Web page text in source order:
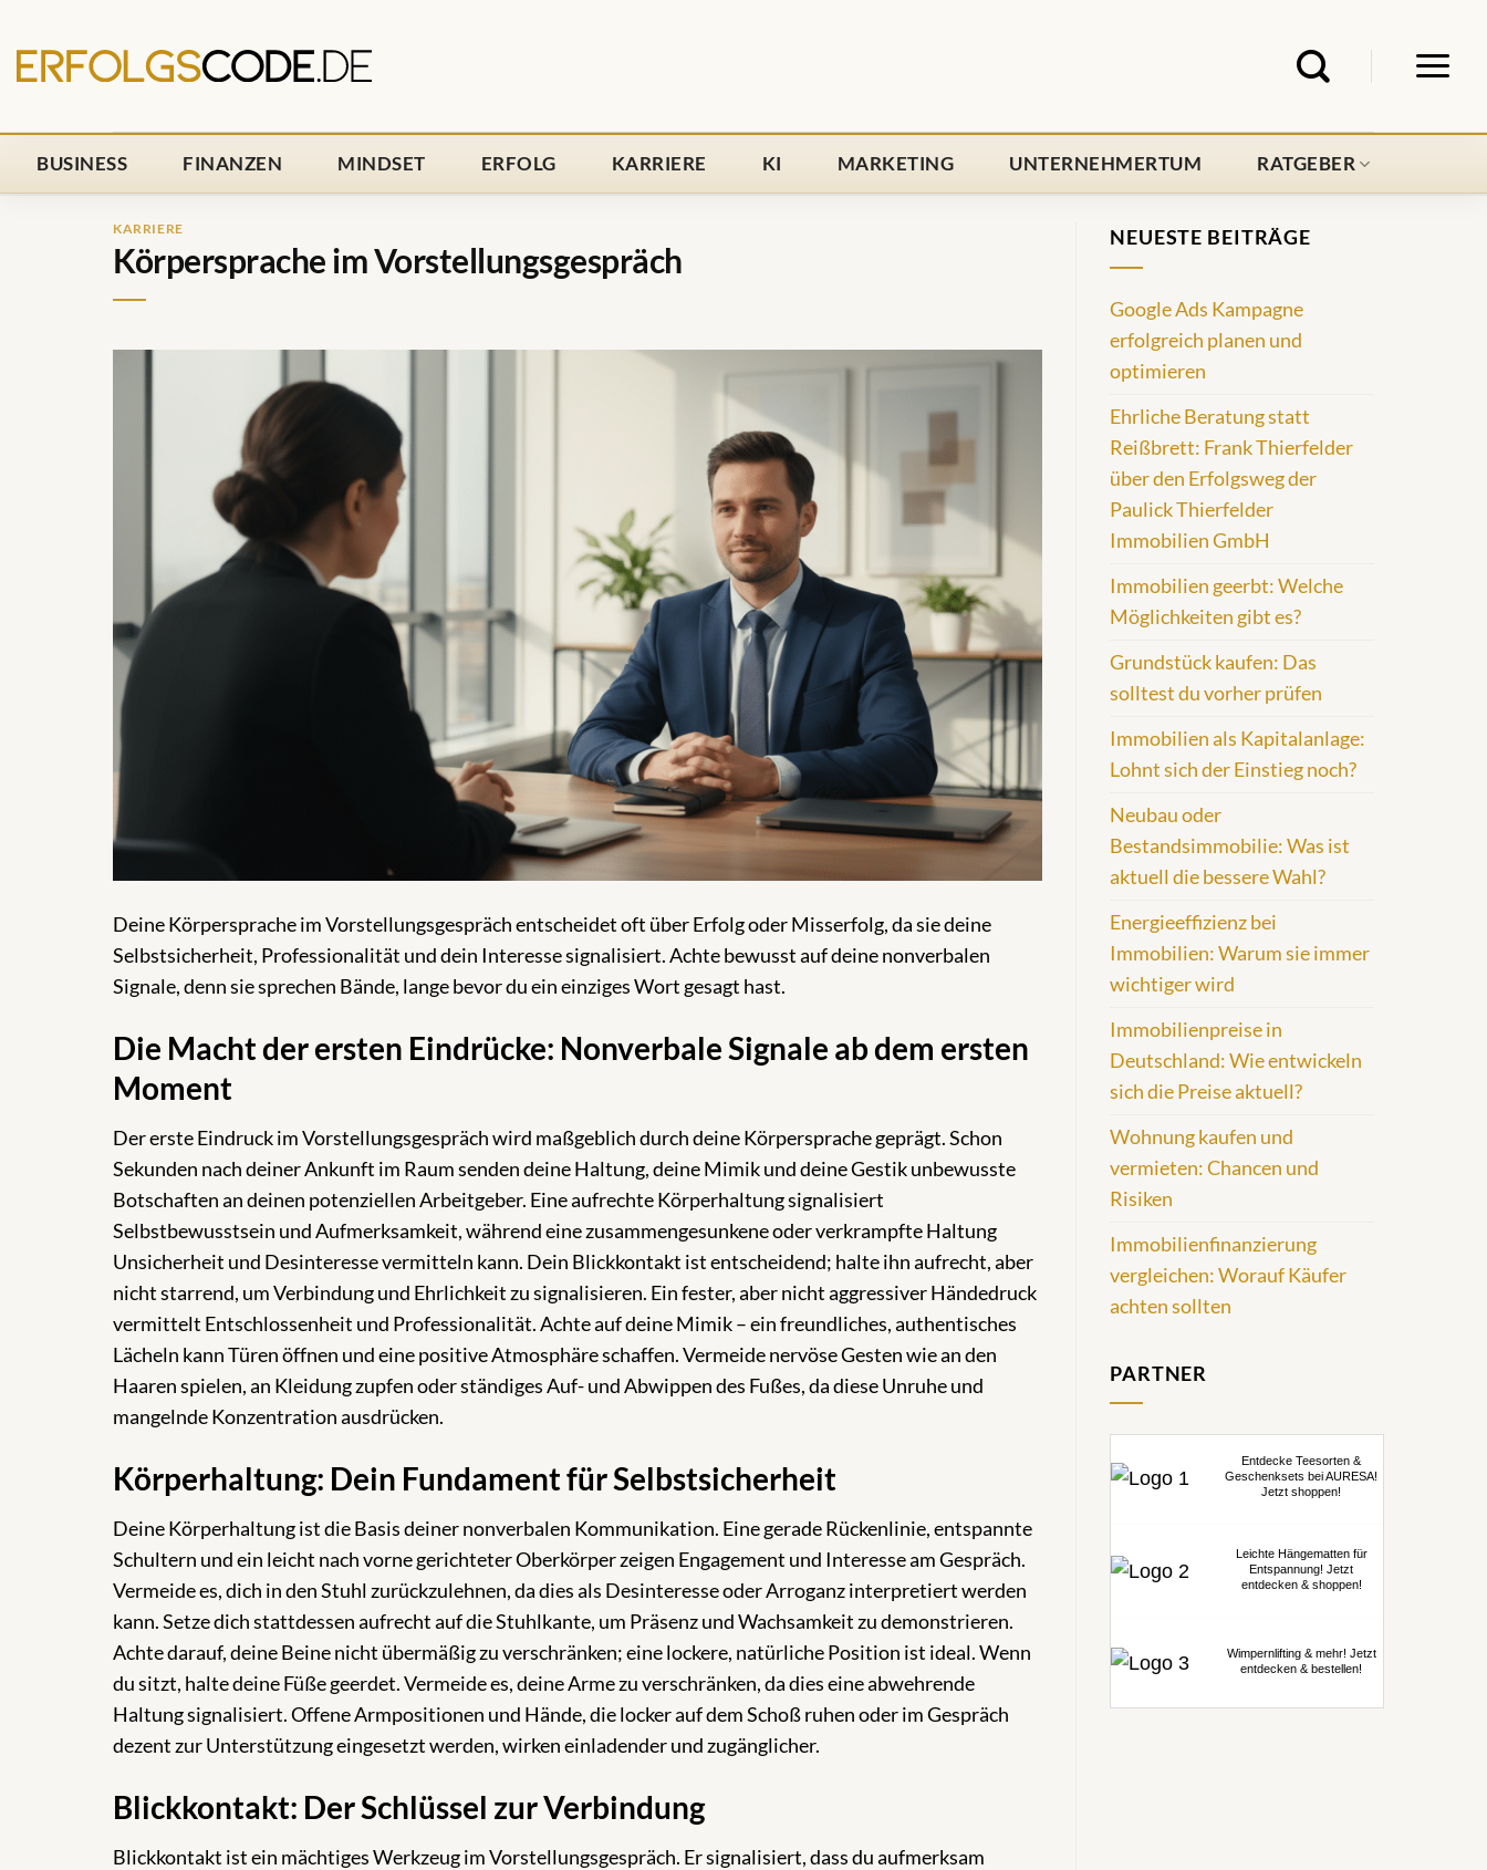
Inhalt
springen
BUSINESS FINANZEN MINDSET ERFOLG KARRIERE KI MARKETING UNTERNEHMERTUM RATGEBER
KARRIERE
Körpersprache im Vorstellungsgespräch
Deine Körpersprache im Vorstellungsgespräch entscheidet oft über Erfolg oder Misserfolg, da sie deine
Selbstsicherheit, Professionalität und dein Interesse signalisiert. Achte bewusst auf deine nonverbalen
Signale, denn sie sprechen Bände, lange bevor du ein einziges Wort gesagt hast.
Die Macht der ersten Eindrücke: Nonverbale Signale ab dem ersten
Moment
Der erste Eindruck im Vorstellungsgespräch wird maßgeblich durch deine Körpersprache geprägt. Schon
Sekunden nach deiner Ankunft im Raum senden deine Haltung, deine Mimik und deine Gestik unbewusste
Botschaften an deinen potenziellen Arbeitgeber. Eine aufrechte Körperhaltung signalisiert
Selbstbewusstsein und Aufmerksamkeit, während eine zusammengesunkene oder verkrampfte Haltung
Unsicherheit und Desinteresse vermitteln kann. Dein Blickkontakt ist entscheidend; halte ihn aufrecht, aber
nicht starrend, um Verbindung und Ehrlichkeit zu signalisieren. Ein fester, aber nicht aggressiver Händedruck
vermittelt Entschlossenheit und Professionalität. Achte auf deine Mimik – ein freundliches, authentisches
Lächeln kann Türen öffnen und eine positive Atmosphäre schaffen. Vermeide nervöse Gesten wie an den
Haaren spielen, an Kleidung zupfen oder ständiges Auf- und Abwippen des Fußes, da diese Unruhe und
mangelnde Konzentration ausdrücken.
Körperhaltung: Dein Fundament für Selbstsicherheit
Deine Körperhaltung ist die Basis deiner nonverbalen Kommunikation. Eine gerade Rückenlinie, entspannte
Schultern und ein leicht nach vorne gerichteter Oberkörper zeigen Engagement und Interesse am Gespräch.
Vermeide es, dich in den Stuhl zurückzulehnen, da dies als Desinteresse oder Arroganz interpretiert werden
kann. Setze dich stattdessen aufrecht auf die Stuhlkante, um Präsenz und Wachsamkeit zu demonstrieren.
Achte darauf, deine Beine nicht übermäßig zu verschränken; eine lockere, natürliche Position ist ideal. Wenn
du sitzt, halte deine Füße geerdet. Vermeide es, deine Arme zu verschränken, da dies eine abwehrende
Haltung signalisiert. Offene Armpositionen und Hände, die locker auf dem Schoß ruhen oder im Gespräch
dezent zur Unterstützung eingesetzt werden, wirken einladender und zugänglicher.
Blickkontakt: Der Schlüssel zur Verbindung
Blickkontakt ist ein mächtiges Werkzeug im Vorstellungsgespräch. Er signalisiert, dass du aufmerksam
NEUESTE BEITRÄGE
Google Ads Kampagne
erfolgreich planen und
optimieren
Ehrliche Beratung statt
Reißbrett: Frank Thierfelder
über den Erfolgsweg der
Paulick Thierfelder
Immobilien GmbH
Immobilien geerbt: Welche
Möglichkeiten gibt es?
Grundstück kaufen: Das
solltest du vorher prüfen
Immobilien als Kapitalanlage:
Lohnt sich der Einstieg noch?
Neubau oder
Bestandsimmobilie: Was ist
aktuell die bessere Wahl?
Energieeffizienz bei
Immobilien: Warum sie immer
wichtiger wird
Immobilienpreise in
Deutschland: Wie entwickeln
sich die Preise aktuell?
Wohnung kaufen und
vermieten: Chancen und
Risiken
Immobilienfinanzierung
vergleichen: Worauf Käufer
achten sollten
PARTNER
Entdecke Teesorten &
Geschenksets bei AURESA!
Jetzt shoppen!
Leichte Hängematten für
Entspannung! Jetzt
entdecken & shoppen!
Wimpernlifting & mehr! Jetzt
entdecken & bestellen!